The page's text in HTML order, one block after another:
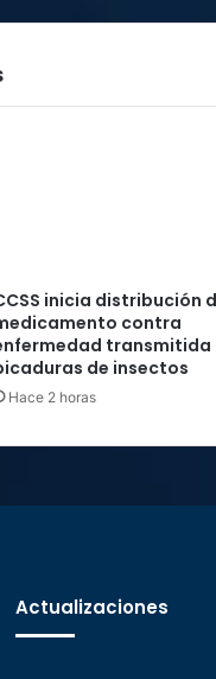
inicia distribución
contra
transmitida
de insectos
Hace 2 horas
Actualizaciones